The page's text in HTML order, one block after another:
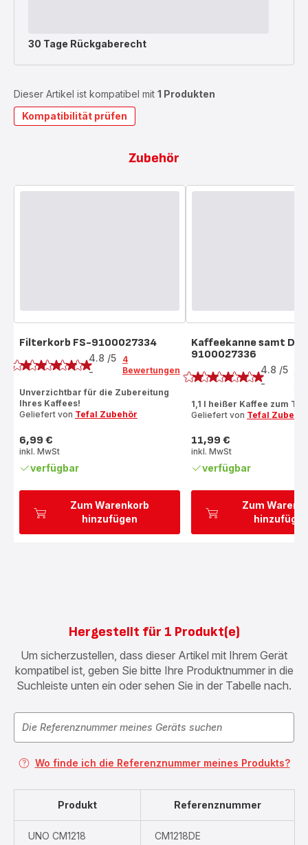
30 Tage Rückgaberecht
Dieser Artikel ist kompatibel mit 1 Produkten
Kompatibilität prüfen
Zubehör
Zum Warenkorb
hinzufügen
Filterkorb FS-9100027334
Bewertung
4.8 /5
-
4
Bewertungen
Unverzichtbar für die Zubereitung
Ihres Kaffees!
Geliefert von Tefal Zubehör
Preis
6,99 €
inkl. MwSt
verfügbar
Zum
Kaffeekanne samt
9100027336
Bewertung
4.8 /5
-
1,1 l heißer Kaffee zum
Geliefert von Tefal
Preis
11,99 €
inkl. MwSt
verfügbar
Hergestellt für 1 Produkt(e)
Um sicherzustellen, dass dieser Artikel mit Ihrem Gerät
kompatibel ist, geben Sie bitte Ihre Produktnummer in die
Suchleiste unten ein oder sehen Sie in der Tabelle nach.
Wo finde ich die Referenznummer meines Produkts?
Produkt Referenznummer
UNO CM1218 CM1218DE